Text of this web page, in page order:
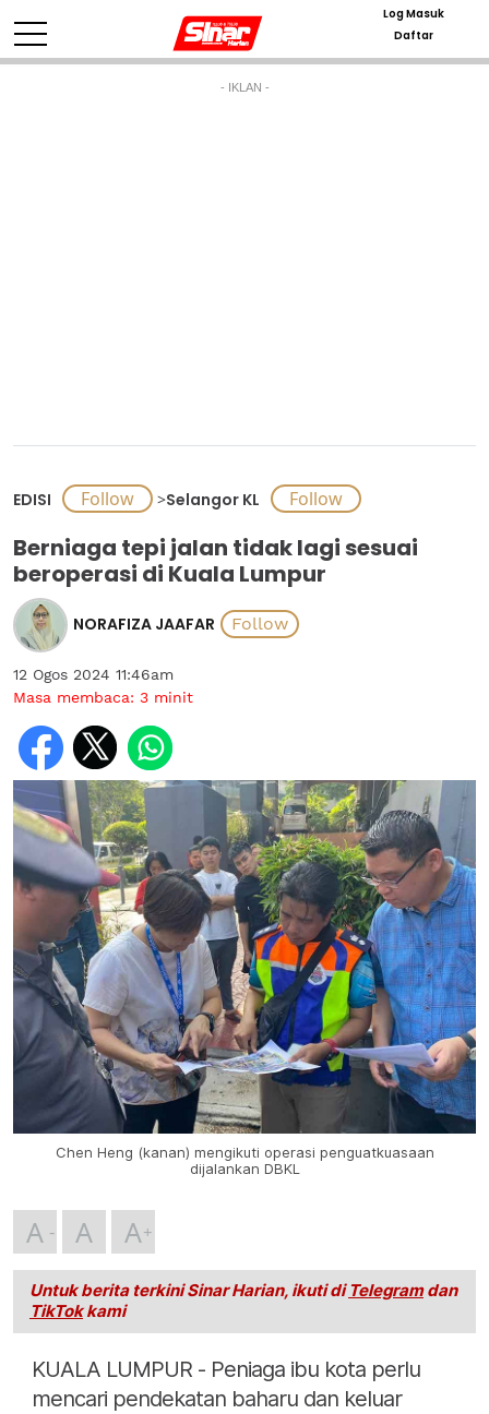
Log Masuk
Daftar
- IKLAN -
EDISI >Selangor KL
Berniaga tepi jalan tidak lagi sesuai
beroperasi di Kuala Lumpur
NORAFIZA JAAFAR
12 Ogos 2024 11:46am
Masa membaca: 3 minit
Chen Heng (kanan) mengikuti operasi penguatkuasaan
dijalankan DBKL
A A A
Untuk berita terkini Sinar Harian, ikuti di Telegramdan
TikTokkami
KUALA LUMPUR - Peniaga ibu kota perlu
mencari pendekatan baharu dan keluar